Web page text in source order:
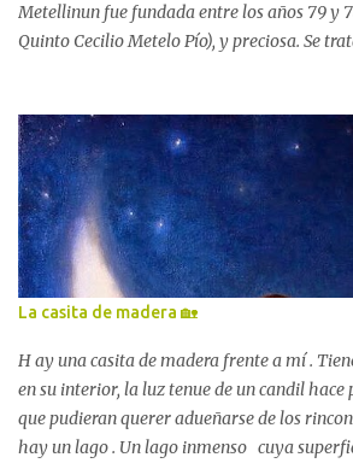
Metellinun fue fundada entre los años 79 y
Quinto Cecilio Metelo Pío), y preciosa. Se
un lugar tan pequeño y, a la vez, tan repletito
ver, echa cuenta de lo que descubrí paso tras
acabas sacando una conclusión bastante
cuna del conquistador, ya ves. Y para él, en
estatua en una plaza grande y bonita . Voy
ella, espera, porfa. 🙏🏻 Lola Pérez García,
Cortés en Medellín" Mira, es esta. De la
No nos detengamos que aún nos queda
muchos...
La casita de madera 🏡
H ay una casita de madera frente a mí .
en su interior, la luz tenue de un candil hace
que pudieran querer adueñarse de los
hay un lago . Un lago inmenso cuya